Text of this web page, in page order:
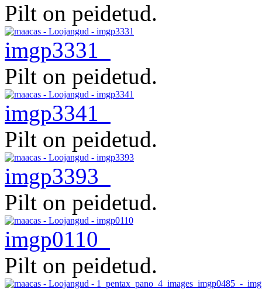
Pilt on peidetud.
imgp3331
Pilt on peidetud.
imgp3341
Pilt on peidetud.
imgp3393
Pilt on peidetud.
imgp0110
Pilt on peidetud.